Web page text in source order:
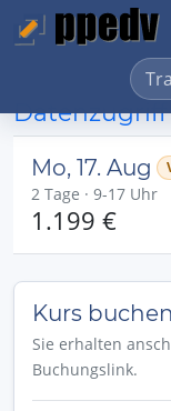
Mo, 17. Aug
2 Tage · 9-17 Uhr
1.199 €
Kurs buchen
Sie erhalten
Buchungslink.